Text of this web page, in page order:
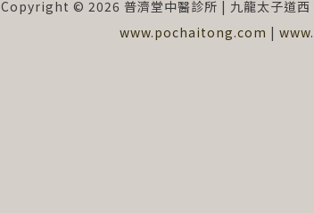
Copyright © 2026 普濟堂中醫診所 | 九龍太子道
www.pochaitong.com |